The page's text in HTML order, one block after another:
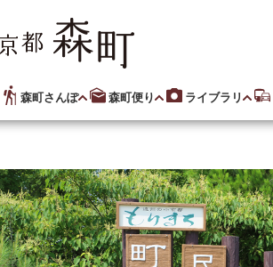
森町さんぽ 森町便り ライブラリ